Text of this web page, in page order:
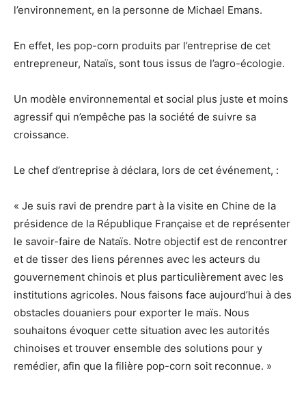
l’environnement, en la personne de Michael Emans.
En effet, les pop-corn produits par l’entreprise de cet
entrepreneur, Nataïs, sont tous issus de l’agro-écologie.
Un modèle environnemental et social plus juste et moins
agressif qui n’empêche pas la société de suivre sa
croissance.
Le chef d’entreprise à déclara, lors de cet événement, :
« Je suis ravi de prendre part à la visite en Chine de la
présidence de la République Française et de représenter
le savoir-faire de Nataïs. Notre objectif est de rencontrer
et de tisser des liens pérennes avec les acteurs du
gouvernement chinois et plus particulièrement avec les
institutions agricoles. Nous faisons face aujourd’hui à des
obstacles douaniers pour exporter le maïs. Nous
souhaitons évoquer cette situation avec les autorités
chinoises et trouver ensemble des solutions pour y
remédier, afin que la filière pop-corn soit reconnue. »